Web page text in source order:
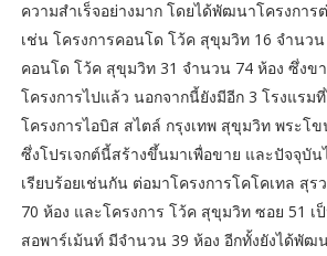
ความสำเร็จอย่างมาก โดยได้พัฒนาโครงการ
เช่น โครงการคอนโด โว้ค สุขุมวิท 16 จำนวน
คอนโด โว้ค สุขุมวิท 31 จำนวน 74 ห้อง ซึ่งข
โครงการไปแล้ว นอกจากนี้ยังมีอีก 3 โรงแร
โครงการไอบิส สไตล์ กรุงเทพ สุขุมวิท พระโ
ซึ่งโปรเจกต์นี้สร้างขึ้นมาเพื่อขาย และปัจจุบั
เรียบร้อยเช่นกัน ต่อมาโครงการโคโคเทล สุร
70 ห้อง และโครงการ โว้ค สุขุมวิท ซอย 51 เ
สอพาร์เม้นท์ มีจำนวน 39 ห้อง อีกทั้งยังได้พัฒ